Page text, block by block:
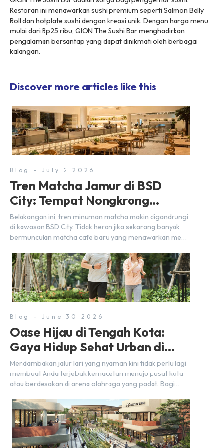
Restoran ini menawarkan sushi premium seperti Salmon Belly
Roll dan hotplate sushi dengan kreasi unik. Dengan harga menu
mulai dari Rp25 ribu, GION The Sushi Bar menghadirkan
pengalaman bersantap yang dapat dinikmati oleh berbagai
kalangan.
Discover more articles like this
Blog - July 2 2026
Tren Matcha Jamur di BSD
City: Tempat Nongkrong
Estetik Dekat Hunian
Belakangan ini, tren minuman matcha makin digandrungi
di kawasan BSD City. Tidak heran jika sekarang banyak
bermunculan matcha cafe baru yang menawarkan menu
nyaman, baik untuk produktif bekerja (WFC) maupun
sekadar bersantai bersama orang terdekat. Kabar
baiknya, deretan kafe hits ini tersebar di lokasi-lokasi
strategis yang sangat […]
Blog - June 30 2026
Oase Hijau di Tengah Kota:
Gaya Hidup Sehat Urban di
BSD City
Mendambakan jalur lari yang nyaman kini tidak perlu lagi
membuat Anda terjebak kemacetan menuju pusat kota
atau berdesakan di arena olahraga yang padat. Bagi
langsung di lingkungan sekitar yang rindang, estetik, dan
menenangkan. Sebagai kawasan township terpadu, BSD
City terus bertransformasi menjadi area hunian modern
yang sangat mendukung […]